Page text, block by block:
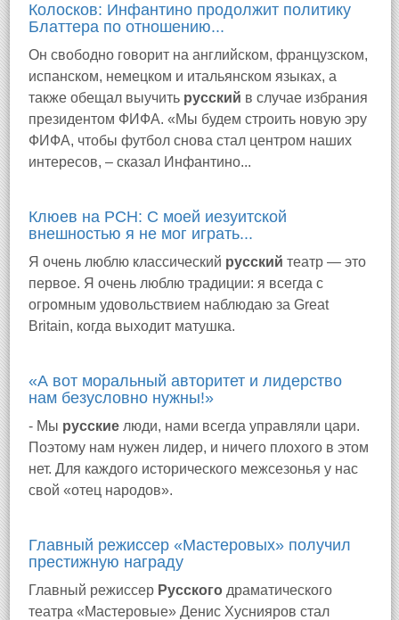
Колосков: Инфантино продолжит политику
Блаттера по отношению...
Он свободно говорит на английском, французском,
испанском, немецком и итальянском языках, а
также обещал выучить русский в случае избрания
президентом ФИФА. «Мы будем строить новую эру
ФИФА, чтобы футбол снова стал центром наших
интересов, – сказал Инфантино...
Клюев на РСН: С моей иезуитской
внешностью я не мог играть...
Я очень люблю классический русский театр — это
первое. Я очень люблю традиции: я всегда с
огромным удовольствием наблюдаю за Great
Britain, когда выходит матушка.
«А вот моральный авторитет и лидерство
нам безусловно нужны!»
- Мы русские люди, нами всегда управляли цари.
Поэтому нам нужен лидер, и ничего плохого в этом
нет. Для каждого исторического межсезонья у нас
свой «отец народов».
Главный режиссер «Мастеровых» получил
престижную награду
Главный режиссер Русского драматического
театра «Мастеровые» Денис Хуснияров стал